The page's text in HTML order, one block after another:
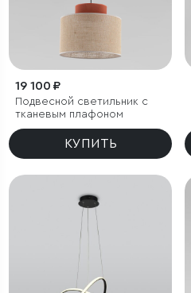
19 100 ₽
Подвесной светильник с
тканевым плафоном
КУПИТЬ